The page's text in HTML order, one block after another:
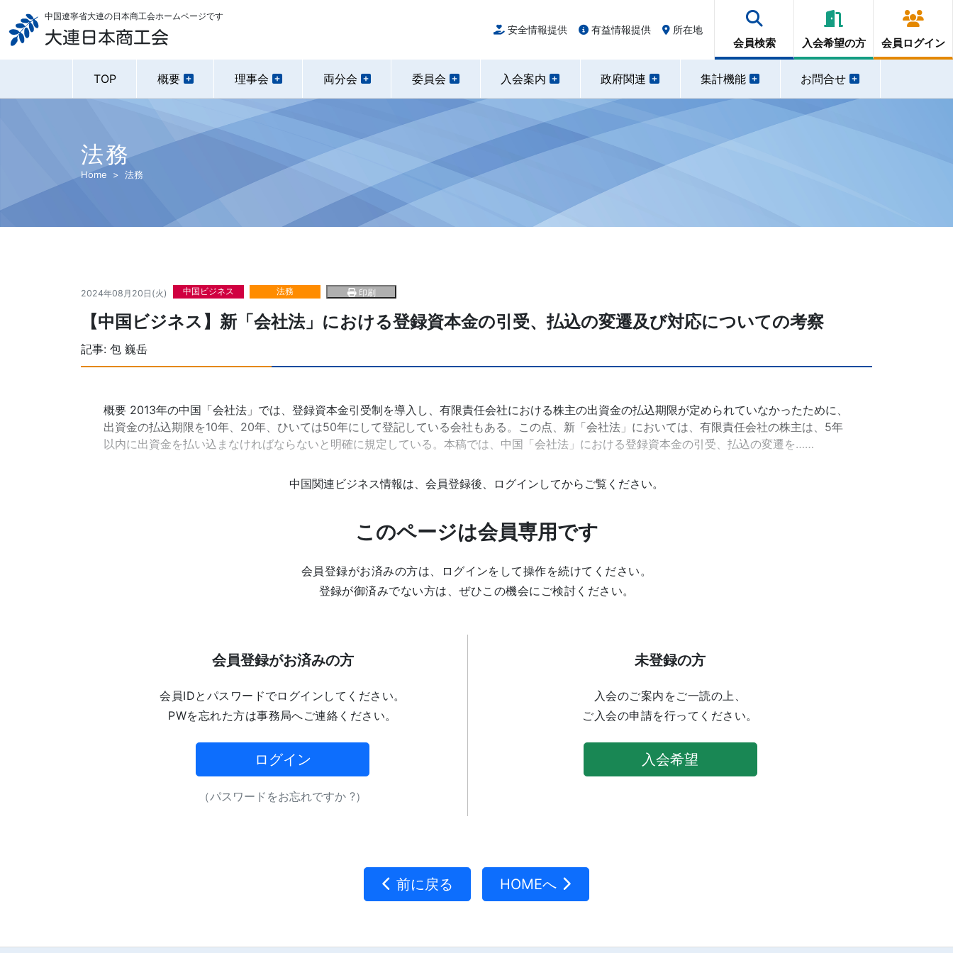
大連日本商工会
中国遼寧省大連の日本商工会ホームページです
安全情報提供 有益情報提供 所在地
会員検索 入会希望の方 会員ログイン
TOP 概要 理事会 両分会 委員会 入会案内 政府関連 集計機能 お問合せ
法務
Home 法務
2024年08月20日(火) 中国ビジネス 法務 印刷
【中国ビジネス】新「会社法」における登録資本金の引受、払込の変遷及び対応についての考察
記事: 包 巍岳
概要 2013年の中国「会社法」では、登録資本金引受制を導入し、有限責任会社における株主の出資金の払込期限が定められていなかったために、
出資金の払込期限を10年、20年、ひいては50年にして登記している会社もある。この点、新「会社法」においては、有限責任会社の株主は、5年
以内に出資金を払い込まなければならないと明確に規定している。本稿では、中国「会社法」における登録資本金の引受、払込の変遷を……
中国関連ビジネス情報は、会員登録後、ログインしてからご覧ください。
このページは会員専用です
会員登録がお済みの方は、ログインをして操作を続けてください。
登録が御済みでない方は、ぜひこの機会にご検討ください。
会員登録がお済みの方
会員IDとパスワードでログインしてください。
PWを忘れた方は事務局へご連絡ください。
ログイン
（パスワードをお忘れですか ?）
未登録の方
入会のご案内をご一読の上、
ご入会の申請を行ってください。
入会希望
前に戻る HOMEへ